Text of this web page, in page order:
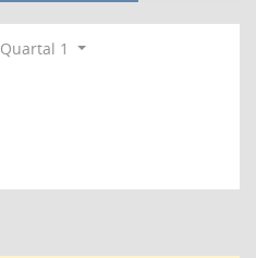
Quartal 1